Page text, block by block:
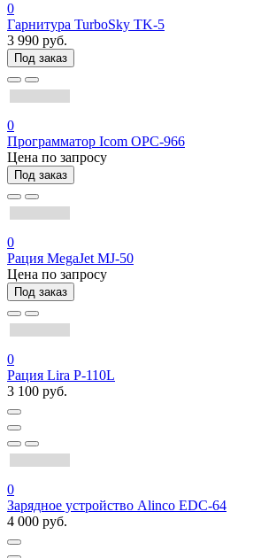
0
Гарнитура TurboSky TK-5
3 990 руб.
Под заказ
0
Программатор Icom OPC-966
Цена по запросу
Под заказ
0
Рация MegaJet MJ-50
Цена по запросу
Под заказ
0
Рация Lira P-110L
3 100 руб.
0
Зарядное устройство Alinco EDC-64
4 000 руб.